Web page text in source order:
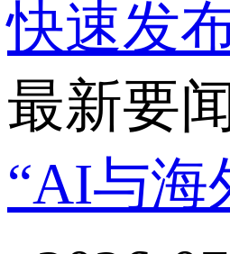
快速发
最新要闻
“AI与海